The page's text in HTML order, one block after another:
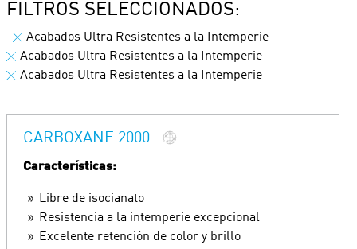
FILTROS SELECCIONADOS:
Acabados Ultra Resistentes a la Intemperie
Acabados Ultra Resistentes a la Intemperie
Acabados Ultra Resistentes a la Intemperie
CARBOXANE 2000
Características:
Libre de isocianato
Resistencia a la intemperie excepcional
Excelente retención de color y brillo